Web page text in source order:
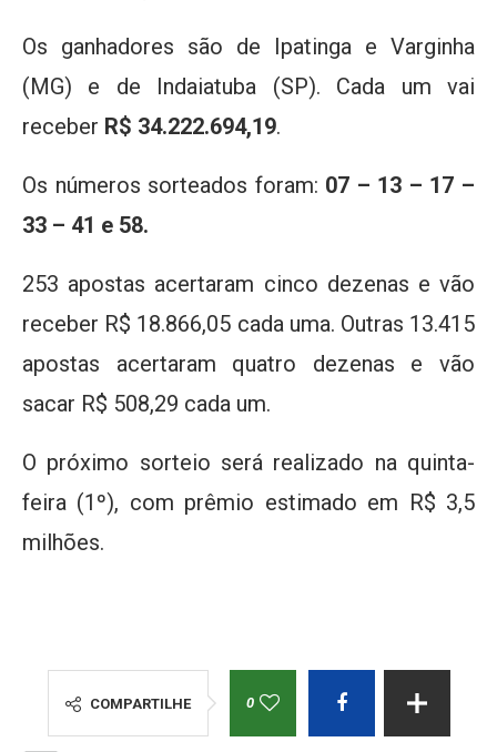
Os ganhadores são de Ipatinga e Varginha
(MG) e de Indaiatuba (SP). Cada um vai
receber R$ 34.222.694,19.
Os números sorteados foram: 07 – 13 – 17 –
33 – 41 e 58.
253 apostas acertaram cinco dezenas e vão
receber R$ 18.866,05 cada uma. Outras 13.415
apostas acertaram quatro dezenas e vão
sacar R$ 508,29 cada um.
O próximo sorteio será realizado na quinta-
feira (1º), com prêmio estimado em R$ 3,5
milhões.
COMPARTILHE 0